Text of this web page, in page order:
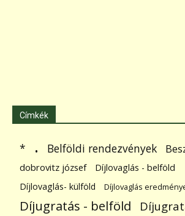
Címkék
* . Belföldi rendezvények
dobrovitz józsef
Díjlovaglás - belföld
Díjlovaglás- külföld
Díjlovaglás
Díjugratás - belföld